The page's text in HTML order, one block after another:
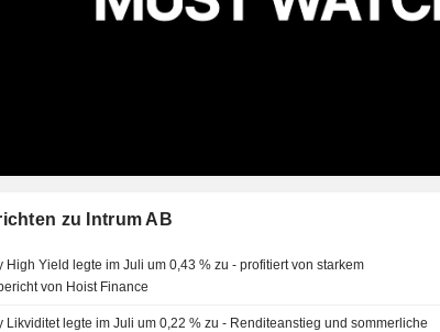
zu Intrum AB
High Yield legte im Juli um 0,43 % zu - profitiert von starkem
von Hoist Finance
Likviditet legte im Juli um 0,22 % zu - Renditeanstieg und sommerliche